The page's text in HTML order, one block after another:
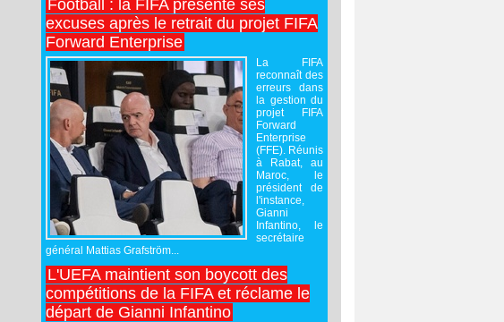
Football : la FIFA présente ses
excuses après le retrait du projet FIFA
Forward Enterprise
La FIFA
reconnaît des
erreurs dans
la gestion du
projet FIFA
Forward
Enterprise
(FFE). Réunis
à Rabat, au
Maroc, le
président de
l'instance,
Gianni
Infantino, le
secrétaire
général Mattias Grafström...
L'UEFA maintient son boycott des
compétitions de la FIFA et réclame le
départ de Gianni Infantino